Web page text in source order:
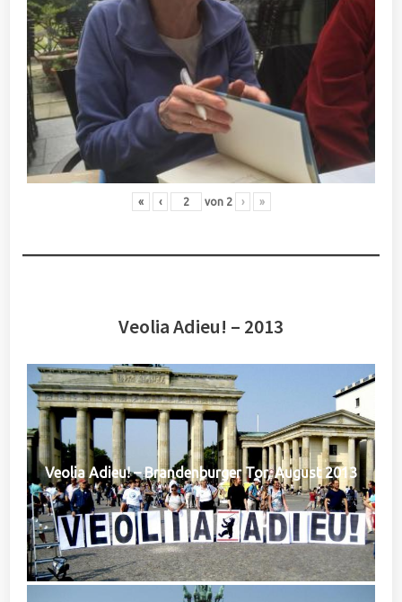
« ‹ von 2 › »
Veolia Adieu! – 2013
Veolia Adieu! – Brandenburger Tor, August 2013